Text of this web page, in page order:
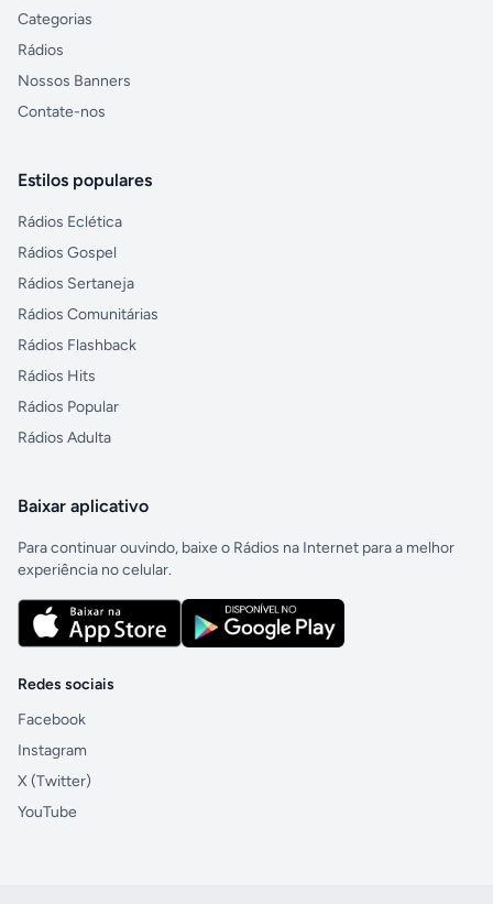
Categorias
Rádios
Nossos Banners
Contate-nos
Estilos populares
Rádios Eclética
Rádios Gospel
Rádios Sertaneja
Rádios Comunitárias
Rádios Flashback
Rádios Hits
Rádios Popular
Rádios Adulta
Baixar aplicativo
Para continuar ouvindo, baixe o Rádios na Internet para a melhor
experiência no celular.
Redes sociais
Facebook
Instagram
X (Twitter)
YouTube